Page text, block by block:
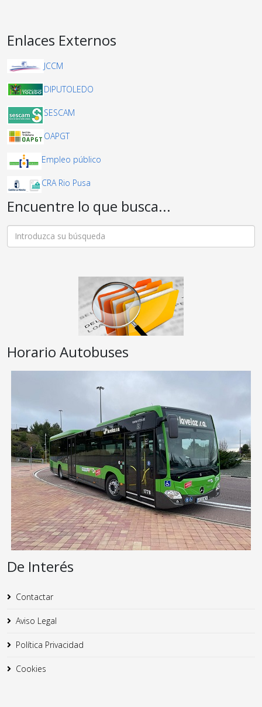
Enlaces Externos
JCCM
DIPUTOLEDO
SESCAM
OAPGT
Empleo público
CRA Rio Pusa
Encuentre lo que busca...
Horario Autobuses
De Interés
Contactar
Aviso Legal
Política Privacidad
Cookies